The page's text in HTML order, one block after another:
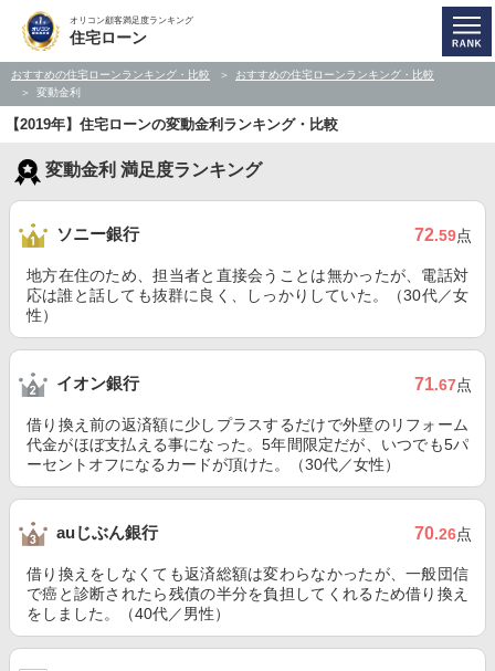
オリコン顧客満足度ランキング
住宅ローン
おすすめの住宅ローンランキング・比較
おすすめの住宅ローンランキング・比較
変動金利
【2019年】住宅ローンの変動金利ランキング・比較
変動金利 満足度ランキング
ソニー銀行 72.59点
地方在住のため、担当者と直接会うことは無かったが、電話対
応は誰と話しても抜群に良く、しっかりしていた。（30代／女
性）
イオン銀行 71.67点
借り換え前の返済額に少しプラスするだけで外壁のリフォーム
代金がほぼ支払える事になった。5年間限定だが、いつでも5パ
ーセントオフになるカードが頂けた。（30代／女性）
auじぶん銀行 70.26点
借り換えをしなくても返済総額は変わらなかったが、一般団信
で癌と診断されたら残債の半分を負担してくれるため借り換え
をしました。（40代／男性）